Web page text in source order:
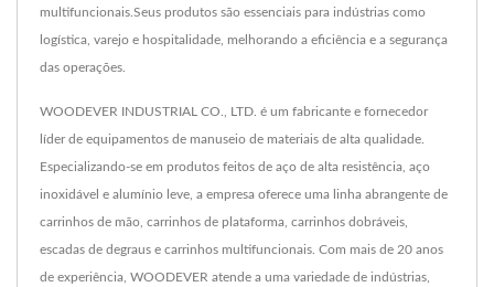
multifuncionais.Seus produtos são essenciais para indústrias como
logística, varejo e hospitalidade, melhorando a eficiência e a segurança
das operações.
WOODEVER INDUSTRIAL CO., LTD. é um fabricante e fornecedor
líder de equipamentos de manuseio de materiais de alta qualidade.
Especializando-se em produtos feitos de aço de alta resistência, aço
inoxidável e alumínio leve, a empresa oferece uma linha abrangente de
carrinhos de mão, carrinhos de plataforma, carrinhos dobráveis,
escadas de degraus e carrinhos multifuncionais. Com mais de 20 anos
de experiência, WOODEVER atende a uma variedade de indústrias,